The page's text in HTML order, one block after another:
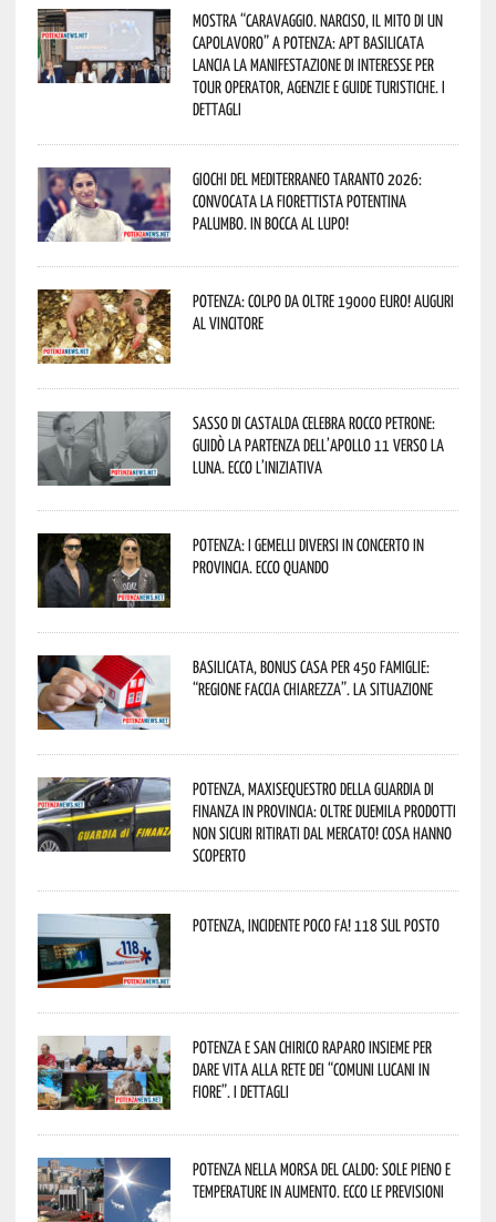
Mostra “Caravaggio. Narciso, il mito di un
capolavoro” a Potenza: APT Basilicata
lancia la manifestazione di interesse per
Tour Operator, Agenzie e Guide Turistiche. I
dettagli
Giochi del Mediterraneo Taranto 2026:
convocata la fiorettista potentina
Palumbo. In bocca al lupo!
Potenza: colpo da oltre 19000 Euro! Auguri
al vincitore
Sasso di Castalda celebra Rocco Petrone:
guidò la partenza dell’Apollo 11 verso la
Luna. Ecco l’iniziativa
Potenza: i Gemelli DiVersi in concerto in
provincia. Ecco quando
Basilicata, Bonus casa per 450 famiglie:
“Regione faccia chiarezza”. La situazione
Potenza, maxisequestro della Guardia di
Finanza in provincia: oltre duemila prodotti
non sicuri ritirati dal mercato! Cosa hanno
scoperto
Potenza, incidente poco fa! 118 sul posto
Potenza e San Chirico Raparo insieme per
dare vita alla rete dei “Comuni Lucani in
Fiore”. I dettagli
Potenza nella morsa del caldo: sole pieno e
temperature in aumento. Ecco le previsioni